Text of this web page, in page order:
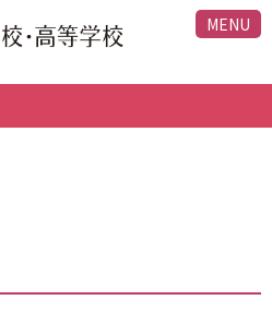
MENU